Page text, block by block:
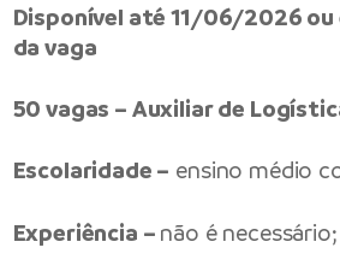
Disponível até 11/06/2026
da vaga
50 vagas – Auxiliar de
Escolaridade – ensino médio
Experiência – não é necessário;